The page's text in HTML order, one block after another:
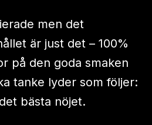
men det
är just det – 100%
på den goda smaken
tanke lyder som följer:
bästa nöjet.